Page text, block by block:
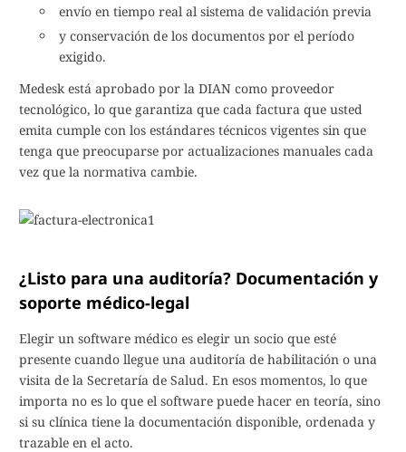
envío en tiempo real al sistema de validación previa
y conservación de los documentos por el período
exigido.
Medesk está aprobado por la DIAN como proveedor
tecnológico, lo que garantiza que cada factura que usted
emita cumple con los estándares técnicos vigentes sin que
tenga que preocuparse por actualizaciones manuales cada
vez que la normativa cambie.
¿Listo para una auditoría? Documentación y
soporte médico-legal
Elegir un software médico es elegir un socio que esté
presente cuando llegue una auditoría de habilitación o una
visita de la Secretaría de Salud. En esos momentos, lo que
importa no es lo que el software puede hacer en teoría, sino
si su clínica tiene la documentación disponible, ordenada y
trazable en el acto.